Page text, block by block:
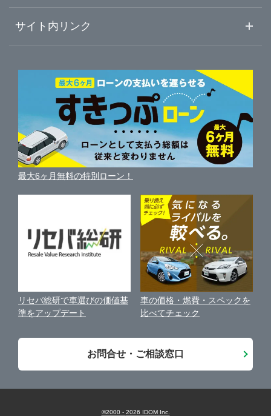
ガリバー16号相模原橋本店
ガリバー16号相模大野店
ガリバー16号横須賀中央店
ガリバー平塚店
ガリバー厚木出張査定センター
川崎市中原区
相模原市緑区
相模原市中央区
相模原市南区
横須賀市
平塚市
神奈川県
初めての中古車購入ガイド
中古車人気ランキング
自動車ローンを調べる
ガリバーの自動車ローン
車買い替えの基礎知識
近くのお店で車を探す
ガリバーの査定が選ばれる理由
車を売る時よくある質問
便利な査定サービス
中古車買取相場（毎月更新）
車の個人売買ガイド
車初心者まとめ
新車・中古車カタログ
車の燃費を調べる
車種別クチコミ
車比較サイト
サイト内リンク
サイトマップ
サイトの使用条件
利用規約
保険代理店業務に関する基本方針
古物営業法に基づく表示
お客様の声
会社案内
最大6ヶ月無料の特別ローン！
リセバ総研で車選びの価値基
準をアップデート
車の価格・燃費・スペックを
比べてチェック
お問合せ・ご相談窓口
©2000 - 2026 IDOM Inc.